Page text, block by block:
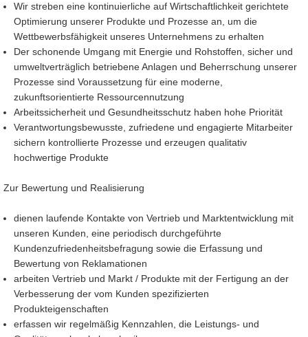
Wir streben eine kontinuierliche auf Wirtschaftlichkeit gerichtete
Optimierung unserer Produkte und Prozesse an, um die
Wettbewerbsfähigkeit unseres Unternehmens zu erhalten
Der schonende Umgang mit Energie und Rohstoffen, sicher und
umweltverträglich betriebene Anlagen und Beherrschung unserer
Prozesse sind Voraussetzung für eine moderne,
zukunftsorientierte Ressourcennutzung
Arbeitssicherheit und Gesundheitsschutz haben hohe Priorität
Verantwortungsbewusste, zufriedene und engagierte Mitarbeiter
sichern kontrollierte Prozesse und erzeugen qualitativ
hochwertige Produkte
Zur Bewertung und Realisierung
dienen laufende Kontakte von Vertrieb und Marktentwicklung mit
unseren Kunden, eine periodisch durchgeführte
Kundenzufriedenheitsbefragung sowie die Erfassung und
Bewertung von Reklamationen
arbeiten Vertrieb und Markt / Produkte mit der Fertigung an der
Verbesserung der vom Kunden spezifizierten
Produkteigenschaften
erfassen wir regelmäßig Kennzahlen, die Leistungs- und